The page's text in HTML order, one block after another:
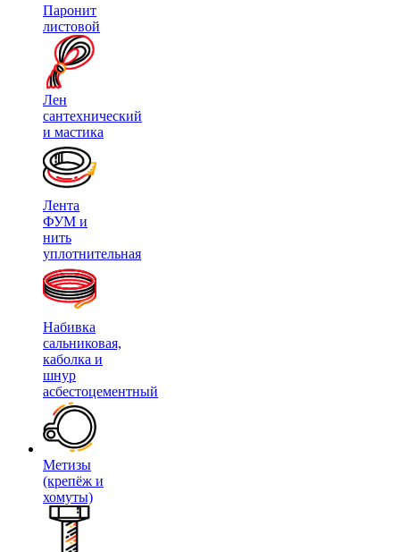
Паронит
листовой
Лен
сантехнический
и мастика
Лента
ФУМ и
нить
уплотнительная
Набивка
сальниковая,
каболка и
шнур
асбестоцементный
Метизы
(крепёж и
хомуты)